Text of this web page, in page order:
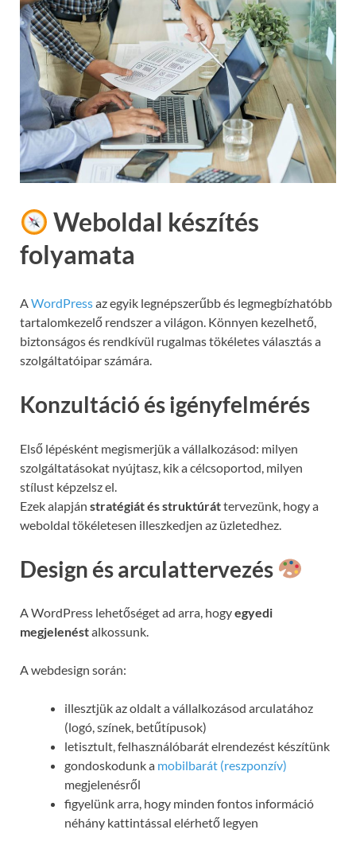
Weboldal készítés
folyamata
AWordPressaz egyik legnépszerűbb és legmegbízhatóbb
tartalomkezelő rendszer a világon. Könnyen kezelhető,
biztonságos és rendkívül rugalmas tökéletes választás a
szolgáltatóipar számára.
Konzultáció és igényfelmérés
Első lépésként megismerjük a vállalkozásod: milyen
szolgáltatásokat nyújtasz, kik a célcsoportod, milyen
stílust képzelsz el.
Ezek alapján stratégiát és struktúráttervezünk, hogy a
weboldal tökéletesen illeszkedjen az üzletedhez.
Design és arculattervezés
A WordPress lehetőséget ad arra, hogyegyedi
megjelenéstalkossunk.
A webdesign során:
illesztjük az oldalt a vállalkozásod arculatához
(logó, színek, betűtípusok)
letisztult, felhasználóbarát elrendezést készítünk
gondoskodunk a mobilbarát (reszponzív)
megjelenésről
figyelünk arra, hogy minden fontos információ
néhány kattintással elérhető legyen